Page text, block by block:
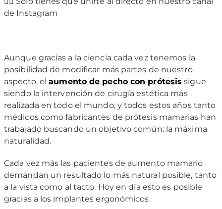
de Instagram
Aunque gracias a la ciencia cada vez tenemos la
posibilidad de modificar más partes de nuestro
aspecto, elaumento de pecho con prótesis sigue
siendo la intervención de cirugía estética más
realizada en todo el mundo; y todos estos años tanto
médicos como fabricantes de prótesis mamarias han
trabajado buscando un objetivo común: la máxima
naturalidad.
Cada vez más las pacientes de aumento mamario
demandan un resultado lo más natural posible, tanto
a la vista como al tacto. Hoy en día esto es posible
gracias a los implantes ergonómicos.